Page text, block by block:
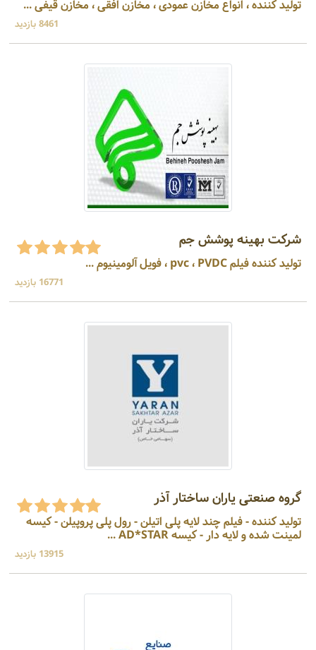
تولید کننده ، انواع مخازن عمودی ، مخازن افقی ، مخازن قیفی ...
8461 بازدید
شرکت بهینه پوشش جم
تولید کننده فیلم pvc ، PVDC ، فویل آلومینیوم ...
16771 بازدید
گروه صنعتی یاران ساختار آذر
تولید کننده - فیلم چند لایه پلی اتیلن - رول پلی پروپیلن - کیسه
لمینت شده و لایه دار - کیسه AD*STAR ...
13915 بازدید